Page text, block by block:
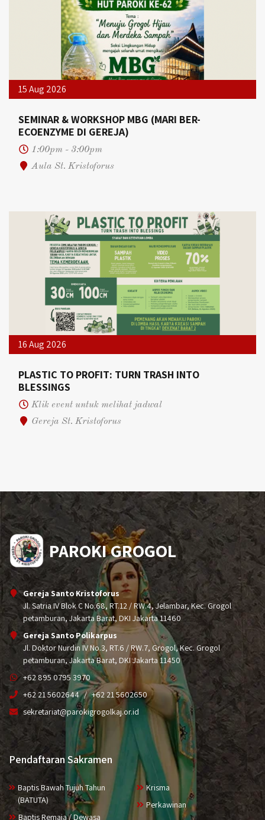
15 Aug 2026
SEMINAR & WORKSHOP MBG (MARI BER-
ECOENZYME DI GEREJA)
1:00pm - 3:00pm
Aula St. Kristoforus
16 Aug 2026
PLASTIC TO PROFIT: TURN TRASH INTO
BLESSINGS
Klik event untuk melihat jadwal
Gereja St. Kristoforus
PAROKI GROGOL
Gereja Santo Kristoforus
Jl. Satria IV Blok C No.68, RT.12 / RW.4, Jelambar, Kec. Grogol
petamburan, Jakarta Barat, DKI Jakarta 11460
Gereja Santo Polikarpus
Jl. Doktor Nurdin IV No.3, RT.6 / RW.7, Grogol, Kec. Grogol
petamburan, Jakarta Barat, DKI Jakarta 11450
+62 895 0795 3970
+62 21 5602644
+62 21 5602650
sekretariat@parokigrogolkaj.or.id
Pendaftaran Sakramen
Baptis Bawah Tujuh Tahun
(BATUTA)
Baptis Remaja / Dewasa
Krisma
Perkawinan